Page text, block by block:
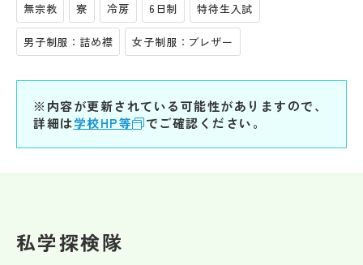
無宗教 寮 冷房 6日制 特待生入試
男子制服：詰め襟 女子制服：ブレザー
※内容が更新されている可能性がありますので、
詳細は学校HP等 でご確認ください。
私学探検隊